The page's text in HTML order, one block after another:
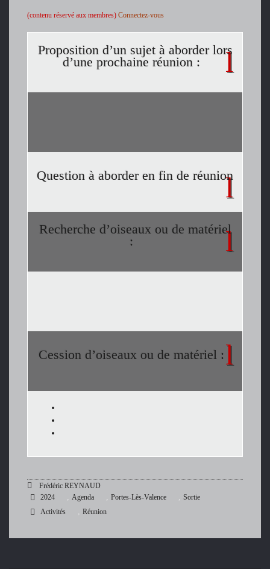
(contenu réservé aux membres) Connectez-vous
Proposition d’un sujet à aborder lors
d’une prochaine réunion :
Question à aborder en fin de réunion
Recherche d’oiseaux ou de matériel
:
Cession d’oiseaux ou de matériel :
Frédéric REYNAUD
2024
, Agenda , Portes-Lès-Valence , Sortie
Activités
, Réunion